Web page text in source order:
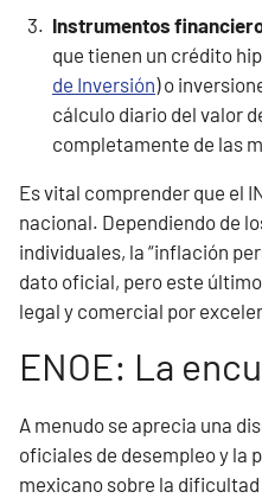
Instrumentos
que tienen un crédito
de Inversión) o
cálculo diario del valor
completamente de las
Es vital comprender que el
nacional. Dependiendo de
individuales, la “inflación
dato oficial, pero este
legal y comercial por
ENOE: La
A menudo se aprecia una
oficiales de desempleo y la
mexicano sobre la